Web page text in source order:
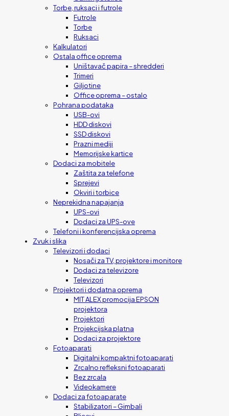
Torbe, ruksaci i futrole
Futrole
Torbe
Ruksaci
Kalkulatori
Ostala office oprema
Uništavač papira – shredderi
Trimeri
Giljotine
Office oprema – ostalo
Pohrana podataka
USB-ovi
HDD diskovi
SSD diskovi
Prazni mediji
Memorijske kartice
Dodaci za mobitele
Zaštita za telefone
Sprejevi
Okviri i torbice
Neprekidna napajanja
UPS-ovi
Dodaci za UPS-ove
Telefoni i konferencijska oprema
Zvuk i slika
Televizori i dodaci
Nosači za TV, projektore i monitore
Dodaci za televizore
Televizori
Projektori i dodatna oprema
MIT ALEX promocija EPSON
projektora
Projektori
Projekcijska platna
Dodaci za projektore
Fotoaparati
Digitalni kompaktni fotoaparati
Zrcalno refleksni fotoaparati
Bez zrcala
Videokamere
Dodaci za fotoaparate
Stabilizatori – Gimbali